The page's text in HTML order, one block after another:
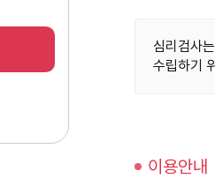
심리검사
수립하기
이용안내